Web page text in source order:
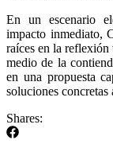
En un escenario
impacto inmediato,
raíces en la
medio de la
en una propuesta
soluciones concretas
Shares: